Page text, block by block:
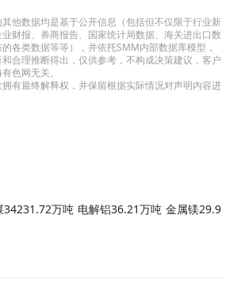
写相关信息。
11时17分
告如有疑问的，可以向采购发布
他数据均是基于公开信息（包括但不仅限于行业新
财报、券商报告、国家统计局数据、海关进出口数
各类数据等等），并依托SMM内部数据库模型，
合理推断得出，仅供参考，不构成决策建议，客户
色网无关。
拥有最终解释权，并保留根据实际情况对声明内容进
万吨 电解铝36.21万吨 金属镁29.9